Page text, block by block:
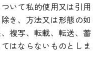
いて私的使用又は引用
き、方法又は形態の如
複写、転載、転送、蓄
はならないものとしま